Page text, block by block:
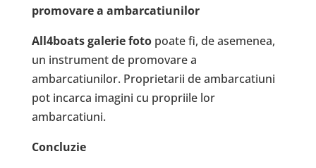
promovare a ambarcatiunilor
All4boats galerie fotopoate fi, de asemenea,
un instrument de promovare a
ambarcatiunilor. Proprietarii de ambarcatiuni
pot incarca imagini cu propriile lor
ambarcatiuni.
Concluzie